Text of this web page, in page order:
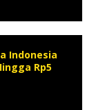
Indonesia
Rp5